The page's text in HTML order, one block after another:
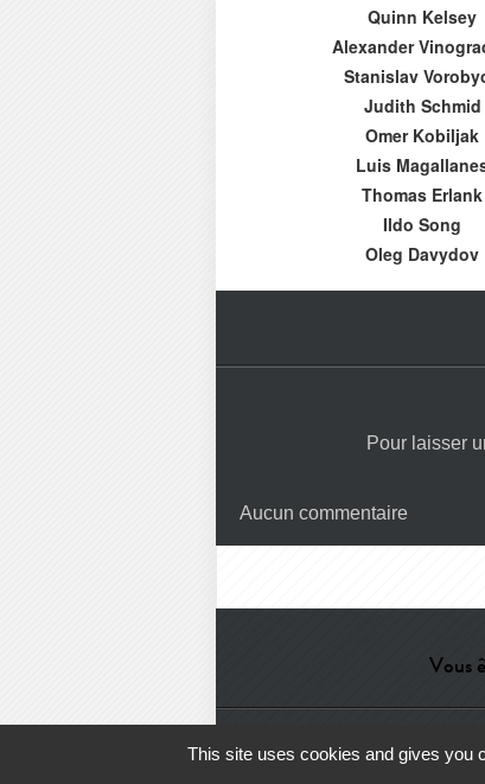
Quinn Kelsey
Alexander
Stanislav
Judith Schmid
Omer Kobiljak
Luis
Thomas Erlank
Ildo Song
Oleg Davydov
Pour laisser
Aucun commentaire
Vous
This site uses cookies and gives you